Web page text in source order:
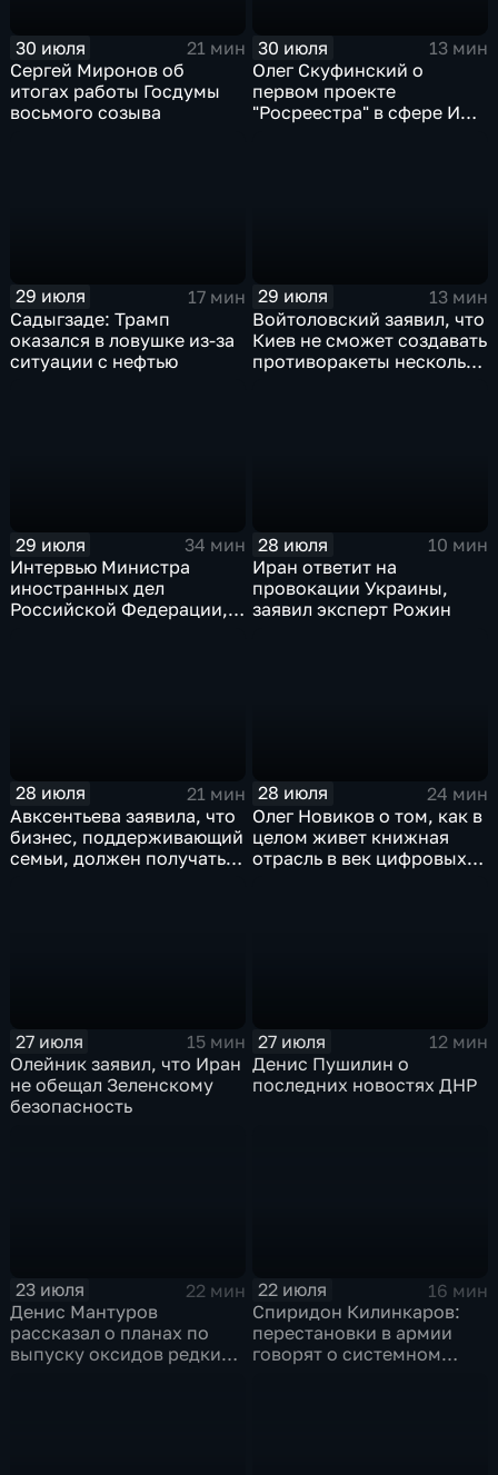
30 июля
21 мин
Сергей Миронов об
итогах работы Госдумы
восьмого созыва
30 июля
13 мин
Олег Скуфинский о
первом проекте
"Росреестра" в сфере ИИ
29 июля
17 мин
Садыгзаде: Трамп
оказался в ловушке из-за
ситуации с нефтью
29 июля
13 мин
Войтоловский заявил, что
Киев не сможет создавать
противоракеты несколько
29 июля
34 мин
Интервью Министра
иностранных дел
Российской Федерации,
28 июля
10 мин
Иран ответит на
провокации Украины,
заявил эксперт Рожин
28 июля
21 мин
Авксентьева заявила, что
бизнес, поддерживающий
семьи, должен получать
28 июля
24 мин
Олег Новиков о том, как в
целом живет книжная
отрасль в век цифровых
27 июля
15 мин
Олейник заявил, что Иран
не обещал Зеленскому
безопасность
27 июля
12 мин
Денис Пушилин о
последних новостях ДНР
23 июля
22 мин
Денис Мантуров
рассказал о планах по
выпуску оксидов редких
22 июля
16 мин
Спиридон Килинкаров:
перестановки в армии
говорят о системном